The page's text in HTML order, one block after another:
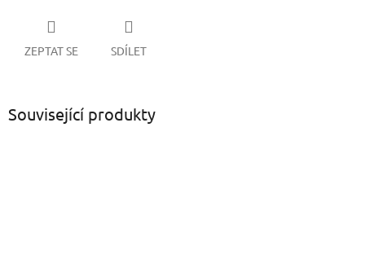
ZEPTAT SE SDÍLET
Související produkty